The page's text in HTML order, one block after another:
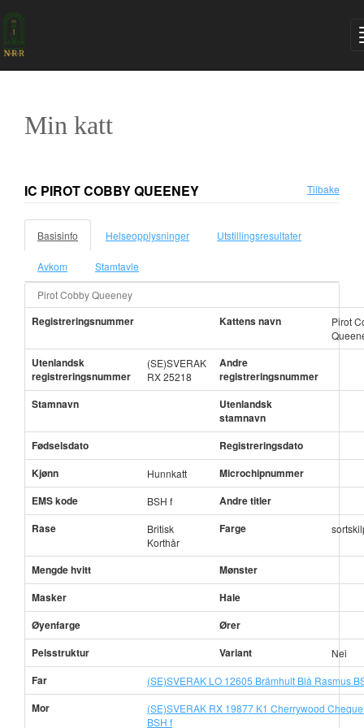
Min katt
IC PIROT COBBY QUEENEY Tilbake
Basisinfo Helseopplysninger Utstillingsresultater
Avkom Stamtavle
Pirot Cobby Queeney
Registreringsnummer Kattens navn
Pirot
Utenlandsk
registreringsnummer
(SE)SVERAK
RX 25218
Andre
registreringsnummer
Stamnavn
Utenlandsk
stamnavn
Fødselsdato
Registreringsdato
Kjønn
Hunnkatt
Microchipnummer
EMS kode
BSH f
Andre titler
Rase
Britisk
Korthår
Farge
Mengde hvitt
Mønster
Masker
Hale
Øyenfarge
Ører
Pelsstruktur
Variant Nei
Far (SE)SVERAK LO 12605 Brämhult Blå Rasmus
Mor
(SE)SVERAK RX 19877 K1 Cherrywood
BSH f